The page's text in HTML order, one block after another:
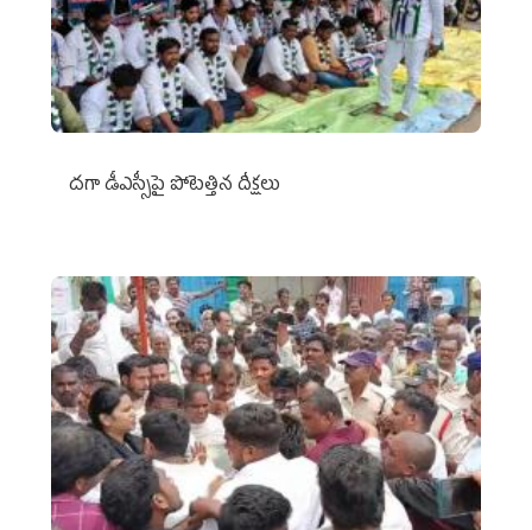
దగా డీఎస్సీపై పోటెత్తిన దీక్షలు